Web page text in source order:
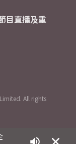
目直播及重
All rights